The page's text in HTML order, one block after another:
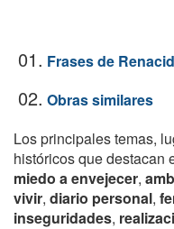
01. Frases de
02. Obras similares
Los principales temas,
históricos que destacan
miedo a envejecer,
vivir, diario personal,
inseguridades,